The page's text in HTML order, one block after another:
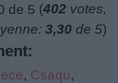
(402 votes,
3,30 de 5)
, Csaqu,